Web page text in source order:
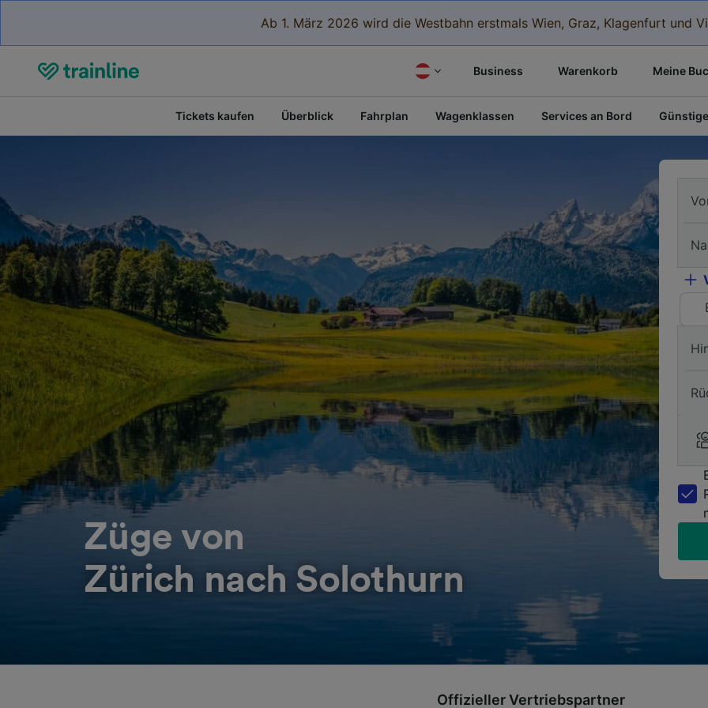
Ab 1. März 2026 wird die Westbahn erstmals Wien, Graz, Klagenfurt und
Business Warenkorb Meine
Tickets kaufen Überblick Fahrplan Wagenklassen Services an Bord
Züge von
Zürich nach Solothurn
Offizieller Vertriebspartner